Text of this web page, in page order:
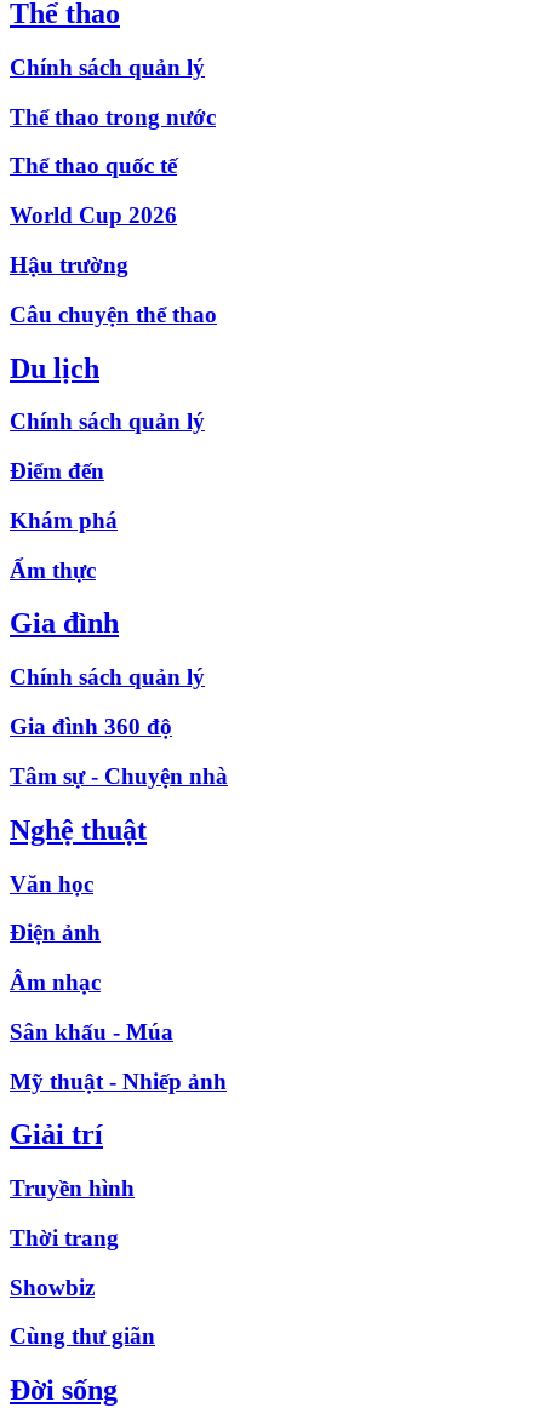
Thể thao
Chính sách quản lý
Thể thao trong nước
Thể thao quốc tế
World Cup 2026
Hậu trường
Câu chuyện thể thao
Du lịch
Chính sách quản lý
Điểm đến
Khám phá
Ẩm thực
Gia đình
Chính sách quản lý
Gia đình 360 độ
Tâm sự - Chuyện nhà
Nghệ thuật
Văn học
Điện ảnh
Âm nhạc
Sân khấu - Múa
Mỹ thuật - Nhiếp ảnh
Giải trí
Truyền hình
Thời trang
Showbiz
Cùng thư giãn
Đời sống